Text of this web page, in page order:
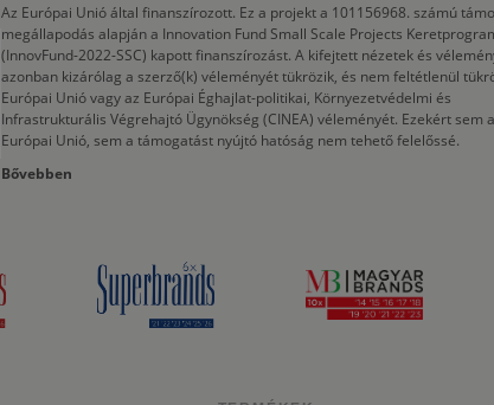
Az Európai Unió által finanszírozott. Ez a projekt a 101156968. számú
megállapodás alapján a Innovation Fund Small Scale Projects
(InnovFund-2022-SSC) kapott finanszírozást. A kifejtett nézetek és
azonban kizárólag a szerző(k) véleményét tükrözik, és nem feltétlenül
Európai Unió vagy az Európai Éghajlat-politikai, Környezetvédelmi és
Infrastrukturális Végrehajtó Ügynökség (CINEA) véleményét. Ezekért sem
Európai Unió, sem a támogatást nyújtó hatóság nem tehető felelőssé.
Bővebben